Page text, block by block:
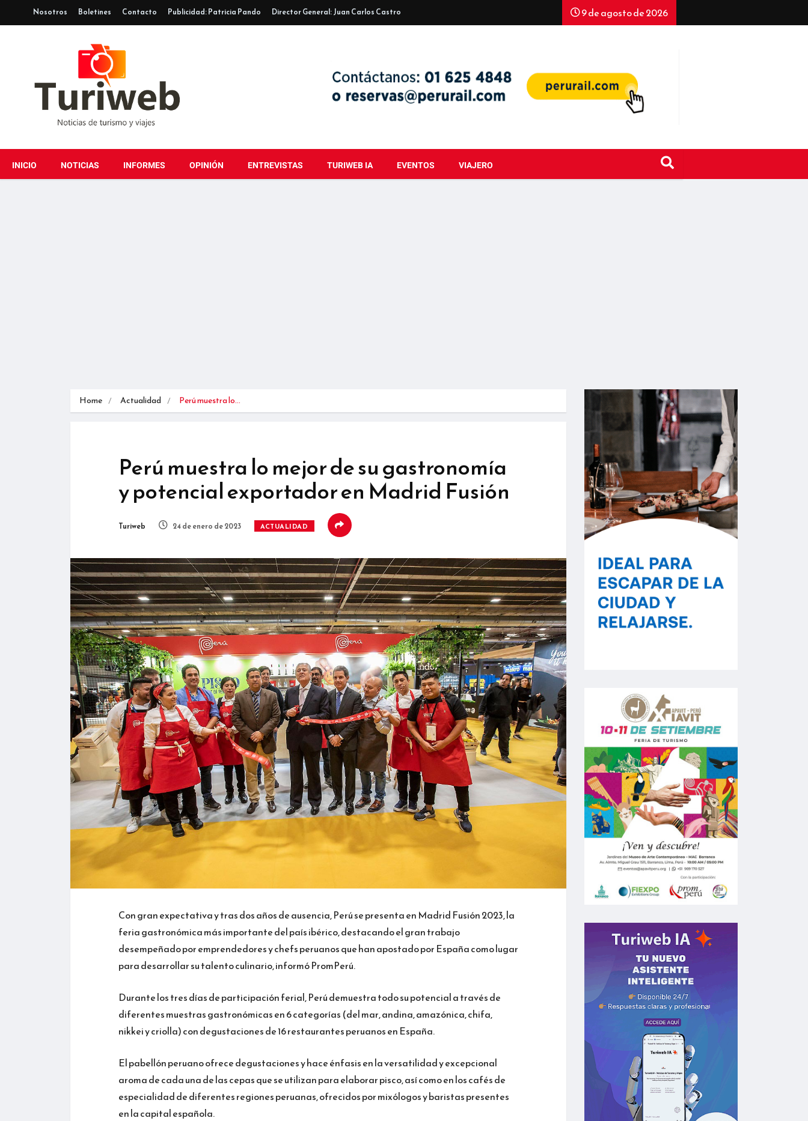
Nosotros Boletines Contacto Publicidad: Patricia Pando Director General: Juan Carlos Castro 9 de agosto de 2026
INICIO NOTICIAS INFORMES OPINIÓN ENTREVISTAS TURIWEB IA EVENTOS VIAJERO
Home Actualidad Perú muestra lo…
Perú muestra lo mejor de su gastronomía
y potencial exportador en Madrid Fusión
Turiweb 24 de enero de 2023 ACTUALIDAD
Con gran expectativa y tras dos años de ausencia, Perú se presenta en Madrid Fusión 2023, la
feria gastronómica más importante del país ibérico, destacando el gran trabajo
desempeñado por emprendedores y chefs peruanos que han apostado por España como lugar
para desarrollar su talento culinario, informó PromPerú.
Durante los tres días de participación ferial, Perú demuestra todo su potencial a través de
diferentes muestras gastronómicas en 6 categorías (del mar, andina, amazónica, chifa,
nikkei y criolla) con degustaciones de 16 restaurantes peruanos en España.
El pabellón peruano ofrece degustaciones y hace énfasis en la versatilidad y excepcional
aroma de cada una de las cepas que se utilizan para elaborar pisco, así como en los cafés de
especialidad de diferentes regiones peruanas, ofrecidos por mixólogos y baristas presentes
en la capital española.